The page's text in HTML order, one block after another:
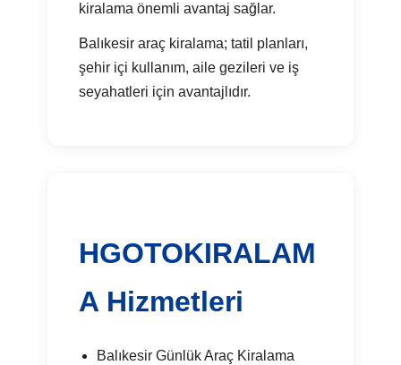
kiralama önemli avantaj sağlar.
Balıkesir araç kiralama; tatil planları,
şehir içi kullanım, aile gezileri ve iş
seyahatleri için avantajlıdır.
HGOTOKIRALAM
A Hizmetleri
Balıkesir Günlük Araç Kiralama